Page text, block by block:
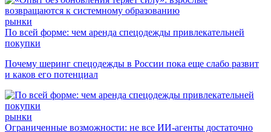
рынки
По всей форме: чем аренда спецодежды привлекательней
покупки
Почему шеринг спецодежды в России пока еще слабо развит
и каков его потенциал
рынки
Ограниченные возможности: не все ИИ-агенты достаточно